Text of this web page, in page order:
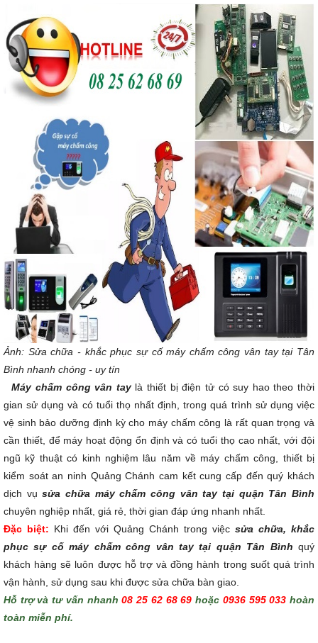
Ảnh: Sửa chữa - khắc phục sự cố máy chấm công vân tay tại Tân
Bình nhanh chóng - uy tín
Máy chấm công vân taylà thiết bị điện tử có suy hao theo thời
gian sử dụng và có tuổi thọ nhất định, trong quá trình sử dụng việc
vệ sinh bảo dưỡng định kỳ cho máy chấm công là rất quan trọng và
cần thiết, để máy hoạt động ổn định và có tuổi thọ cao nhất, với đội
ngũ kỹ thuật có kinh nghiệm lâu năm về máy chấm công, thiết bị
kiểm soát an ninh Quảng Chánh cam kết cung cấp đến quý khách
dịch vụsửa chữa máy chấm công vân tay tại quận Tân Bình
chuyên nghiệp nhất, giá rẻ, thời gian đáp ứng nhanh nhất.
Đặc biệt: Khi đến với Quảng Chánh trong việc sửa chữa, khắc
phục sự cố máy chấm công vân tay tại quận Tân Bình quý
khách hàng sẽ luôn được hỗ trợ và đồng hành trong suốt quá trình
vận hành, sử dụng sau khi được sửa chữa bàn giao.
Hỗ trợ và tư vấn nhanh 08 25 62 68 69 hoặc 0936 595 033hoàn
toàn miễn phí.